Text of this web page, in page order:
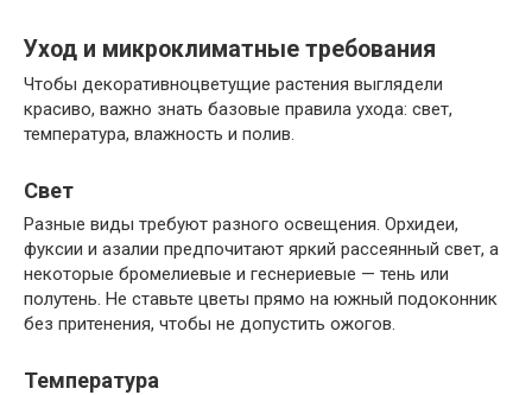
Уход и микроклиматные требования
Чтобы декоративноцветущие растения выглядели
красиво, важно знать базовые правила ухода: свет,
температура, влажность и полив.
Свет
Разные виды требуют разного освещения. Орхидеи,
фуксии и азалии предпочитают яркий рассеянный свет, а
некоторые бромелиевые и геснериевые — тень или
полутень. Не ставьте цветы прямо на южный подоконник
без притенения, чтобы не допустить ожогов.
Температура